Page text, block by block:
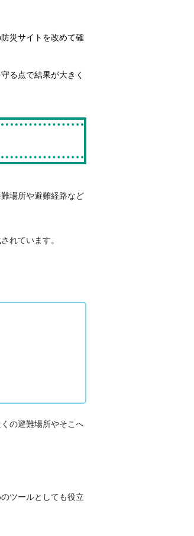
災サイトを改めて確
る点で結果が大きく
場所や避難経路など
れています。
の避難場所やそこへ
ツールとしても役立